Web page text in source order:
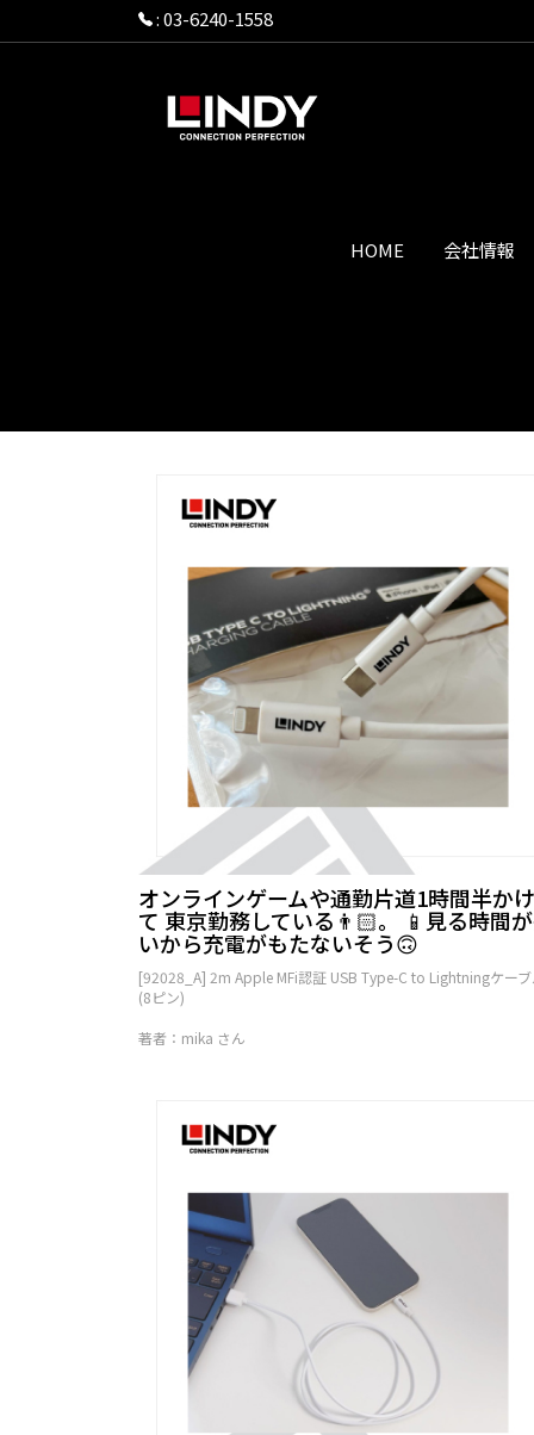
:03-6240-1558
HOME 会社情報
オンラインゲームや通勤片道1時間半かけ
て 東京勤務している👨🏻。 📱見る時間
いから充電がもたないそう🙃
[92028_A] 2m Apple MFi認証 USB Type-C to Lightningケーブ
(8ピン)
著者：mika さん